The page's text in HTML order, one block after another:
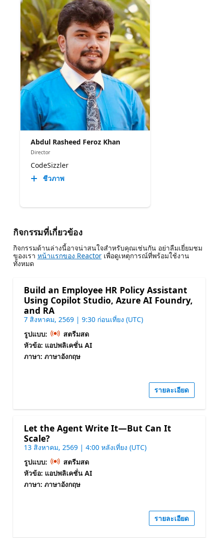
Abdul Rasheed Feroz Khan
Director
CodeSizzler
ชีวภาพ
กิจกรรมที่เกี่ยวข้อง
กิจกรรมด้านล่างนี้อาจน่าสนใจสําหรับคุณเช่นกัน อย่าลืมเยี่ยมชม
ของเรา หน้าแรกของ Reactorเพื่อดูเหตุการณ์ที่พร้อมใช้งาน
ทั้งหมด
Build an Employee HR Policy Assistant
Using Copilot Studio, Azure AI Foundry,
and RA
7 สิงหาคม, 2569 | 9:30 ก่อนเที่ยง (UTC)
รูปแบบ:
สตรีมสด
หัวข้อ: แอปพลิเคชั่น AI
ภาษา: ภาษาอังกฤษ
รายละเอียด
Let the Agent Write It—But Can It
Scale?
13 สิงหาคม, 2569 | 4:00 หลังเที่ยง (UTC)
รูปแบบ:
สตรีมสด
หัวข้อ: แอปพลิเคชั่น AI
ภาษา: ภาษาอังกฤษ
รายละเอียด